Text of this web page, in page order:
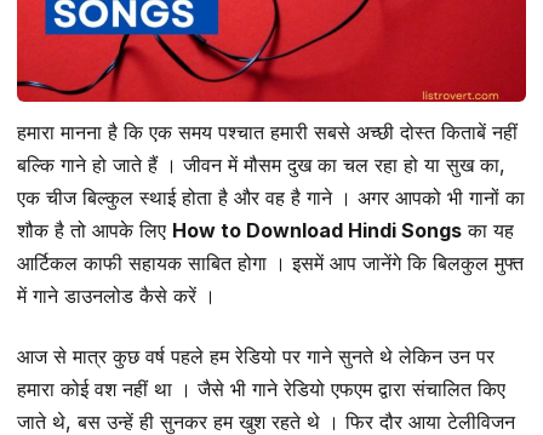
हमारा मानना है कि एक समय पश्चात हमारी सबसे अच्छी दोस्त किताबें नहीं
बल्कि गाने हो जाते हैं । जीवन में मौसम दुख का चल रहा हो या सुख का,
एक चीज बिल्कुल स्थाई होता है और वह है गाने । अगर आपको भी गानों का
शौक है तो आपके लिए How to Download Hindi Songs का यह
आर्टिकल काफी सहायक साबित होगा । इसमें आप जानेंगे कि बिलकुल मुफ्त
में गाने डाउनलोड कैसे करें ।
आज से मात्र कुछ वर्ष पहले हम रेडियो पर गाने सुनते थे लेकिन उन पर
हमारा कोई वश नहीं था । जैसे भी गाने रेडियो एफएम द्वारा संचालित किए
जाते थे, बस उन्हें ही सुनकर हम खुश रहते थे । फिर दौर आया टेलीविजन